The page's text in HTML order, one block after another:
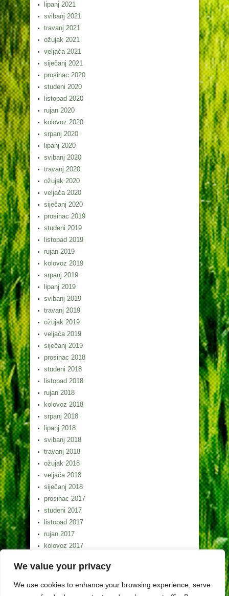
We value your privacy
We use cookies to enhance your browsing experience, serve
lipanj 2021
svibanj 2021
travanj 2021
ožujak 2021
veljača 2021
siječanj 2021
prosinac 2020
studeni 2020
listopad 2020
rujan 2020
kolovoz 2020
srpanj 2020
lipanj 2020
svibanj 2020
travanj 2020
ožujak 2020
veljača 2020
siječanj 2020
prosinac 2019
studeni 2019
listopad 2019
rujan 2019
kolovoz 2019
srpanj 2019
lipanj 2019
svibanj 2019
travanj 2019
ožujak 2019
veljača 2019
siječanj 2019
prosinac 2018
studeni 2018
listopad 2018
rujan 2018
kolovoz 2018
srpanj 2018
lipanj 2018
svibanj 2018
travanj 2018
ožujak 2018
veljača 2018
siječanj 2018
prosinac 2017
studeni 2017
listopad 2017
rujan 2017
kolovoz 2017
lipanj 2017
svibanj 2017